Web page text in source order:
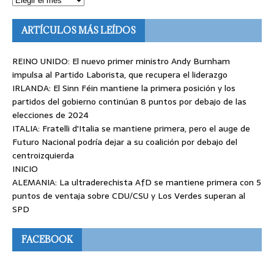
ARTÍCULOS MÁS LEÍDOS
REINO UNIDO: El nuevo primer ministro Andy Burnham
impulsa al Partido Laborista, que recupera el liderazgo
IRLANDA: El Sinn Féin mantiene la primera posición y los
partidos del gobierno continúan 8 puntos por debajo de las
elecciones de 2024
ITALIA: Fratelli d'Italia se mantiene primera, pero el auge de
Futuro Nacional podría dejar a su coalición por debajo del
centroizquierda
INICIO
ALEMANIA: La ultraderechista AfD se mantiene primera con 5
puntos de ventaja sobre CDU/CSU y Los Verdes superan al
SPD
FACEBOOK